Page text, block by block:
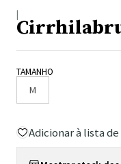
|
TAMANHO
M
Adicionar à lista